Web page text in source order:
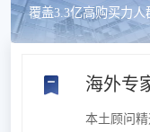
覆盖3.3亿高购买力人
海外专
本土顾问